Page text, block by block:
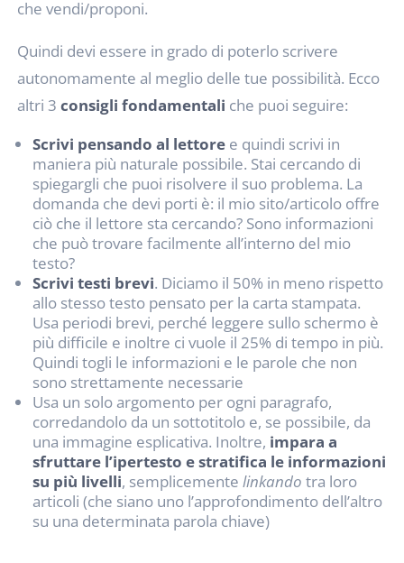
che vendi/proponi.
Quindi devi essere in grado di poterlo scrivere
autonomamente al meglio delle tue possibilità. Ecco
altri 3consigli fondamentali che puoi seguire:
Scrivi pensando al lettore e quindi scrivi in
maniera più naturale possibile. Stai cercando di
spiegargli che puoi risolvere il suo problema. La
domanda che devi porti è: il mio sito/articolo offre
ciò che il lettore sta cercando? Sono informazioni
che può trovare facilmente all’interno del mio
testo?
Scrivi testi brevi. Diciamo il 50% in meno rispetto
allo stesso testo pensato per la carta stampata.
Usa periodi brevi, perché leggere sullo schermo è
più difficile e inoltre ci vuole il 25% di tempo in più.
Quindi togli le informazioni e le parole che non
sono strettamente necessarie
Usa un solo argomento per ogni paragrafo,
corredandolo da un sottotitolo e, se possibile, da
una immagine esplicativa. Inoltre, impara a
sfruttare l’ipertesto e stratifica le informazioni
su più livelli, semplicementelinkando tra loro
articoli (che siano uno l’approfondimento dell’altro
su una determinata parola chiave)